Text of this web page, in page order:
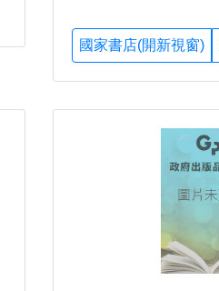
國家書店(開新視窗)